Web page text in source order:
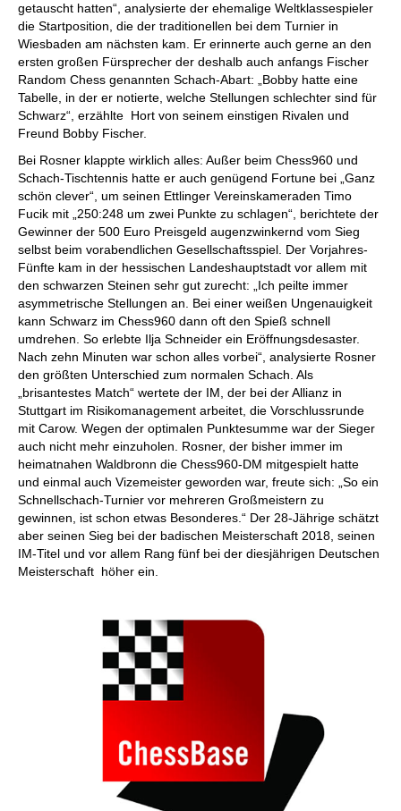
getauscht hatten“, analysierte der ehemalige Weltklassespieler
die Startposition, die der traditionellen bei dem Turnier in
Wiesbaden am nächsten kam. Er erinnerte auch gerne an den
ersten großen Fürsprecher der deshalb auch anfangs Fischer
Random Chess genannten Schach-Abart: „Bobby hatte eine
Tabelle, in der er notierte, welche Stellungen schlechter sind für
Schwarz“, erzählte Hort von seinem einstigen Rivalen und
Freund Bobby Fischer.
Bei Rosner klappte wirklich alles: Außer beim Chess960 und
Schach-Tischtennis hatte er auch genügend Fortune bei „Ganz
schön clever“, um seinen Ettlinger Vereinskameraden Timo
Fucik mit „250:248 um zwei Punkte zu schlagen“, berichtete der
Gewinner der 500 Euro Preisgeld augenzwinkernd vom Sieg
selbst beim vorabendlichen Gesellschaftsspiel. Der Vorjahres-
Fünfte kam in der hessischen Landeshauptstadt vor allem mit
den schwarzen Steinen sehr gut zurecht: „Ich peilte immer
asymmetrische Stellungen an. Bei einer weißen Ungenauigkeit
kann Schwarz im Chess960 dann oft den Spieß schnell
umdrehen. So erlebte Ilja Schneider ein Eröffnungsdesaster.
Nach zehn Minuten war schon alles vorbei“, analysierte Rosner
den größten Unterschied zum normalen Schach. Als
„brisantestes Match“ wertete der IM, der bei der Allianz in
Stuttgart im Risikomanagement arbeitet, die Vorschlussrunde
mit Carow. Wegen der optimalen Punktesumme war der Sieger
auch nicht mehr einzuholen. Rosner, der bisher immer im
heimatnahen Waldbronn die Chess960-DM mitgespielt hatte
und einmal auch Vizemeister geworden war, freute sich: „So ein
Schnellschach-Turnier vor mehreren Großmeistern zu
gewinnen, ist schon etwas Besonderes.“ Der 28-Jährige schätzt
aber seinen Sieg bei der badischen Meisterschaft 2018, seinen
IM-Titel und vor allem Rang fünf bei der diesjährigen Deutschen
Meisterschaft höher ein.